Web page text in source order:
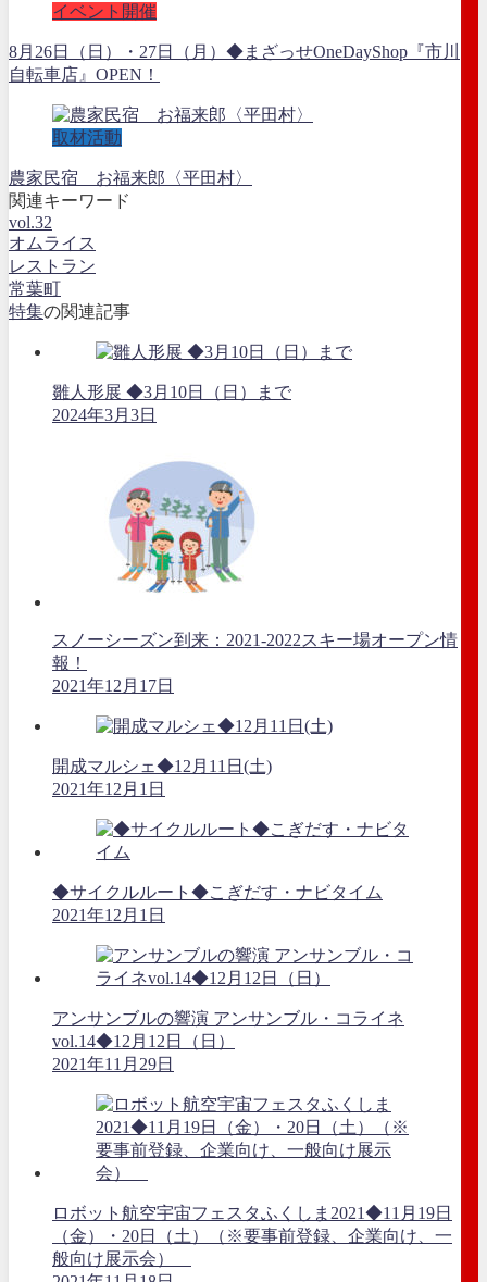
イベント開催
8月26日（日）・27日（月）◆まざっせOneDayShop『市川
自転車店』OPEN！
取材活動
農家民宿 お福来郎〈平田村〉
関連キーワード
vol.32
オムライス
レストラン
常葉町
特集の関連記事
雛人形展 ◆3月10日（日）まで
2024年3月3日
スノーシーズン到来：2021-2022スキー場オープン情
報！
2021年12月17日
開成マルシェ◆12月11日(土)
2021年12月1日
◆サイクルルート◆こぎだす・ナビタイム
2021年12月1日
アンサンブルの響演 アンサンブル・コライネ
vol.14◆12月12日（日）
2021年11月29日
ロボット航空宇宙フェスタふくしま2021◆11月19日
（金）・20日（土）（※要事前登録、企業向け、一
般向け展示会）